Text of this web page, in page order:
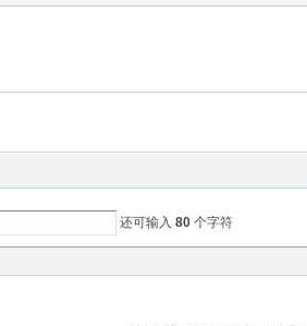
还可输入 80 个字符